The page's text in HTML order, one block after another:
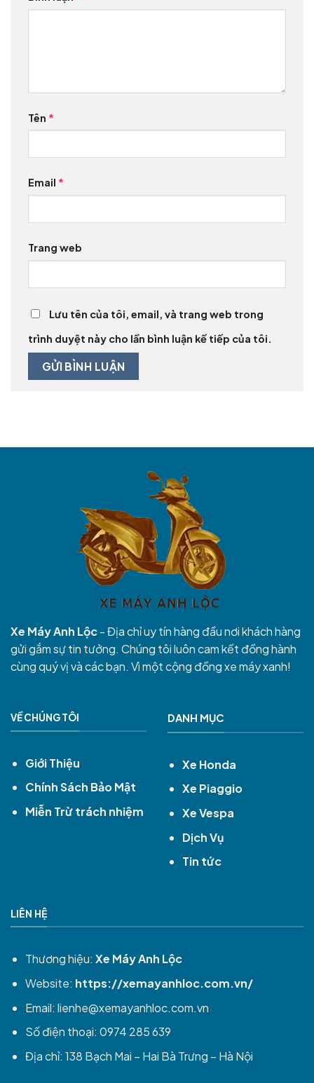
Tên *
Email *
Trang web
Lưu tên của tôi, email, và trang web trong
trình duyệt này cho lần bình luận kế tiếp của tôi.
Xe Máy Anh Lộc- Địa chỉ uy tín hàng đầu nơi khách hàng
gửi gắm sự tin tưởng. Chúng tôi luôn cam kết đồng hành
cùng quý vị và các bạn. Vì một cộng đồng xe máy xanh!
VỀ CHÚNG TÔI
Giới Thiệu
Chính Sách Bảo Mật
Miễn Trừ trách nhiệm
DANH MỤC
Xe Honda
Xe Piaggio
Xe Vespa
Dịch Vụ
Tin tức
LIÊN HỆ
Thương hiệu: Xe Máy Anh Lộc
Website: https://xemayanhloc.com.vn/
Email: lienhe@xemayanhloc.com.vn
Số điện thoại: 0974 285 639
Địa chỉ: 138 Bạch Mai – Hai Bà Trưng – Hà Nội